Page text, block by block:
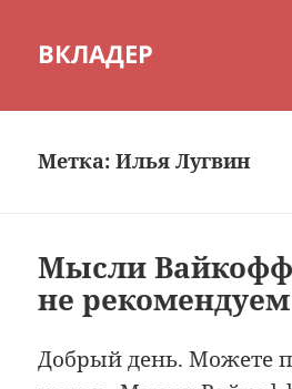
ВКЛАДЕР
Метка:Илья Лугвин
Мысли
не рекомендуем
Добрый день. Можете